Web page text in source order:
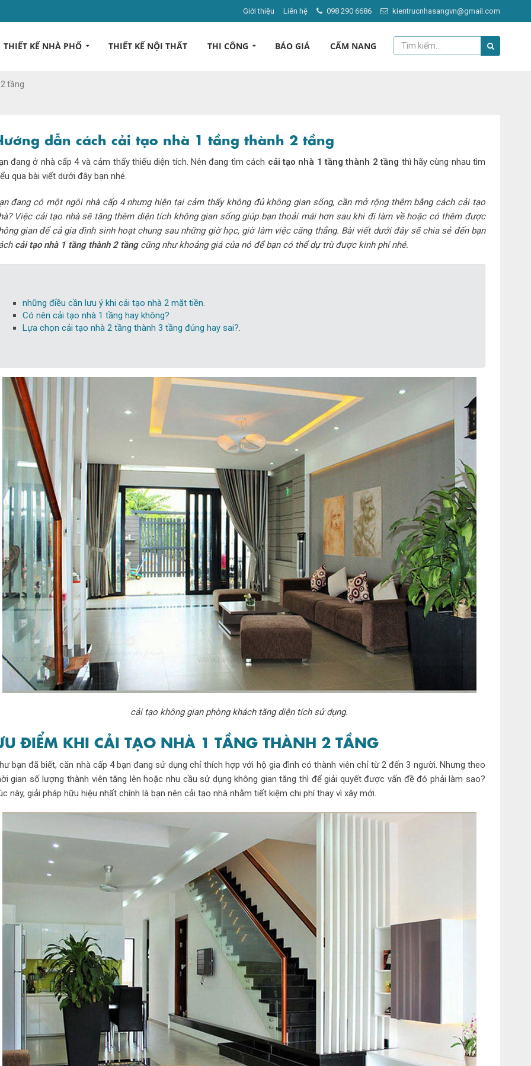
Giới thiệu Liên hệ 098 290 6686 kientrucnhasangvn@gmail.com
THIẾT KẾ NHÀ PHỐ THIẾT KẾ NỘI THẤT THI CÔNG BÁO GIÁ CẨM NANG
tầng
dẫn cách cải tạo nhà 1 tầng thành 2 tầng
đang ở nhà cấp 4 và cảm thấy thiếu diện tích. Nên đang tìm cách cải tạo nhà 1 tầng thành 2 tầng thì hãy cùng nhau tìm
qua bài viết dưới đây bạn nhé.
đang có một ngôi nhà cấp 4 nhưng hiện tại cảm thấy không đủ không gian sống, cần mở rộng thêm bằng cách cải tạo
Việc cải tạo nhà sẽ tăng thêm diện tích không gian sống giúp bạn thoải mái hơn sau khi đi làm về hoặc có thêm được
gian để cả gia đình sinh hoạt chung sau những giờ học, giờ làm việc căng thẳng. Bài viết dưới đây sẽ chia sẻ đến bạn
cải tạo nhà 1 tầng thành 2 tầngcũng như khoảng giá của nó để bạn có thể dự trù được kinh phí nhé.
những điều cần lưu ý khi cải tạo nhà 2 mặt tiền
Có nên cải tạo nhà 1 tầng hay không?
Lựa chọn cải tạo nhà 2 tầng thành 3 tầng đúng hay sai?
cải tạo không gian phòng khách tăng diện tích sử dụng.
ĐIỂM KHI CẢI TẠO NHÀ 1 TẦNG THÀNH 2 TẦNG
bạn đã biết, căn nhà cấp 4 bạn đang sử dụng chỉ thích hợp với hộ gia đình có thành viên chỉ từ 2 đến 3 người. Nhưng theo
gian số lượng thành viên tăng lên hoặc nhu cầu sử dụng không gian tăng thì để giải quyết được vấn đề đó phải làm sao?
này, giải pháp hữu hiệu nhất chính là bạn nên cải tạo nhà nhằm tiết kiệm chi phí thay vì xây mới.